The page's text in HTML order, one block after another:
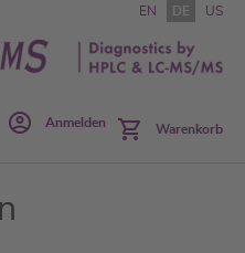
EN DE US
SearchAnmelden Warenkorb